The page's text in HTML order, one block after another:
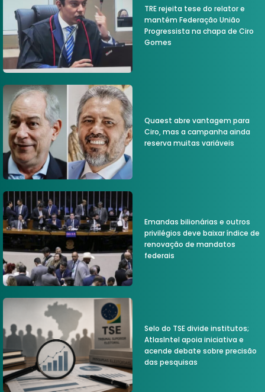
TRE rejeita tese do relator e
mantém Federação União
Progressista na chapa de Ciro
Gomes
Quaest abre vantagem para
Ciro, mas a campanha ainda
reserva muitas variáveis
Emandas bilionárias e outros
privilégios deve baixar índice de
renovação de mandatos
federais
Selo do TSE divide institutos;
AtlasIntel apoia iniciativa e
acende debate sobre precisão
das pesquisas